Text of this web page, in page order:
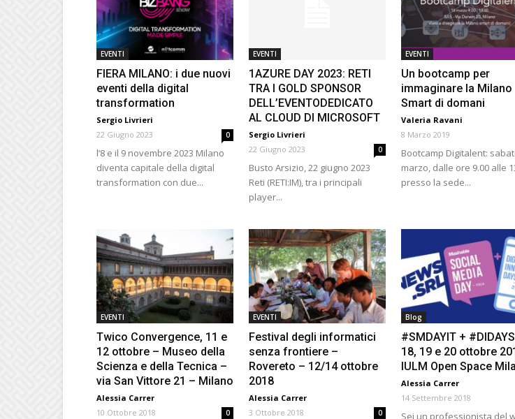
EVENTI
FIERA MILANO: i due nuovi
eventi della digital
transformation
Sergio Livrieri
22 Giugno 2023
0
l’8 e il 9 novembre 2023 Milano
diventa capitale della digital
transformation con due...
EVENTI
1AZURE DAY 2023: RETI
TRA I GOLD SPONSOR
DELL’EVENTODEDICATO
AL CLOUD DI MICROSOFT
Sergio Livrieri
22 Giugno 2023
0
Busto Arsizio, 22 giugno 2023
Reti (RETI:IM), tra i principali
player...
EVENTI
Un bootcamp per
immaginare la Milano
Smart di domani
Valeria Ravani
8 Marzo 2019
Bootcamp Digitalent:
marzo, dalle ore 9.00 alle
presso la sede...
EVENTI
Twico Convergence, 11 e
12 ottobre – Museo della
Scienza e della Tecnica –
via San Vittore 21 – Milano
Alessia Carrer
10 Ottobre 2018
0
EVENTI
Festival degli informatici
senza frontiere –
Rovereto – 12/14 ottobre
2018
Alessia Carrer
3 Ottobre 2018
0
Blog
#SMDAYIT +
18, 19 e 20 ottobre
IULM Open Space
Alessia Carrer
14 Settembre 2018
Sei un professionista del